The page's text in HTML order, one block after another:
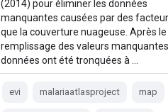
(2014) pour éliminer les données
manquantes causées par des
que la couverture nuageuse. Après le
remplissage des valeurs
données ont été tronquées à …
evi malariaatlasproject map